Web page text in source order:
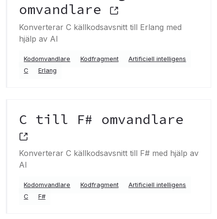
omvandlare
Konverterar C källkodsavsnitt till Erlang med
hjälp av AI
Kodomvandlare Kodfragment
Artificiell intelligens
C
Erlang
C till F# omvandlare
Konverterar C källkodsavsnitt till F# med hjälp av
AI
Kodomvandlare Kodfragment
Artificiell intelligens
C
F#